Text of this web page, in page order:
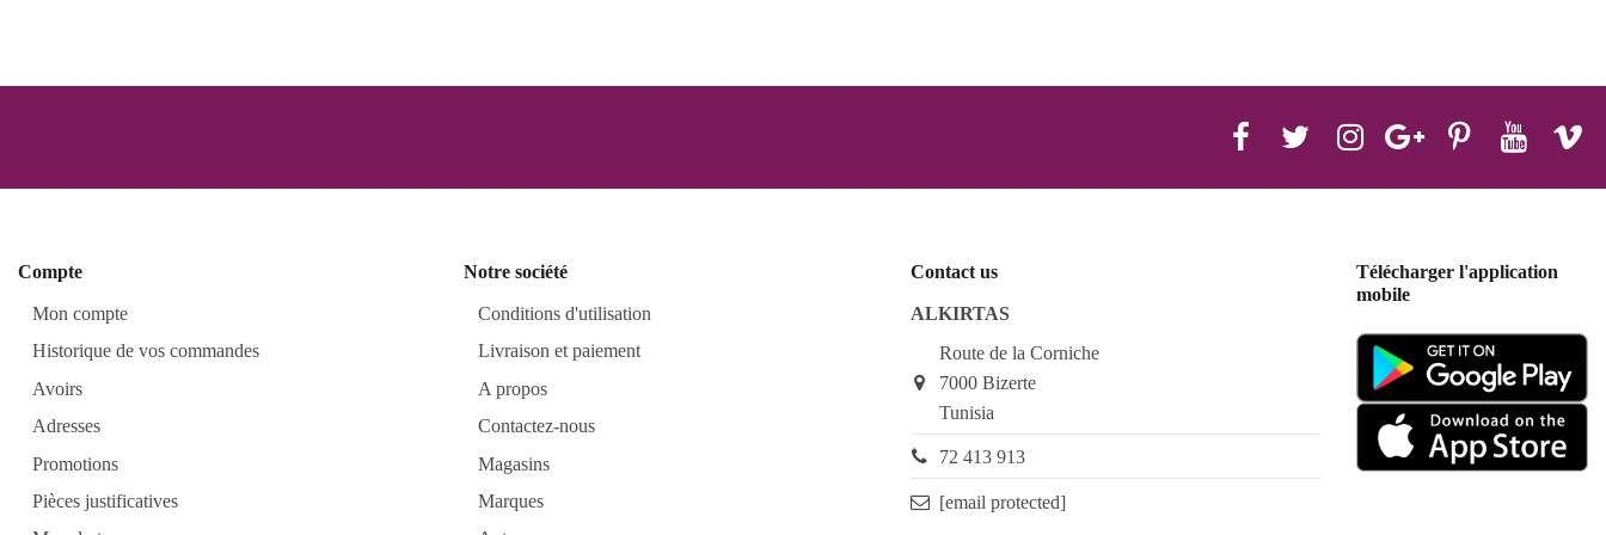
Compte
Mon compte
Historique de vos commandes
Avoirs
Adresses
Promotions
Pièces justificatives
Notre société
Conditions d'utilisation
Livraison et paiement
A propos
Contactez-nous
Magasins
Marques
Contact us
ALKIRTAS
Route de la Corniche
7000 Bizerte
Tunisia
72 413 913
[email protected]
Télécharger l'application
mobile